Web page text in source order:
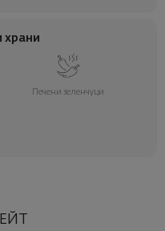
храни
Печени зеленчуци